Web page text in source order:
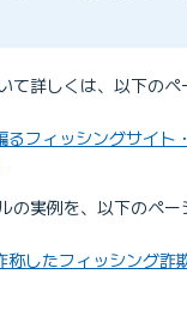
て詳しくは、以下の
るフィッシングサイト
の実例を、以下のペ
称したフィッシング詐